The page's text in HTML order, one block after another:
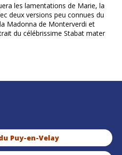
les lamentations de Marie, la
deux versions peu connues du
Madonna de Monterverdi et
du célébrissime Stabat mater
Puy-en-Velay